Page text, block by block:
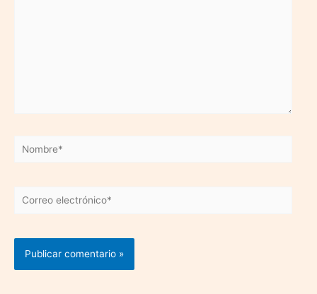
Nombre*
Correo